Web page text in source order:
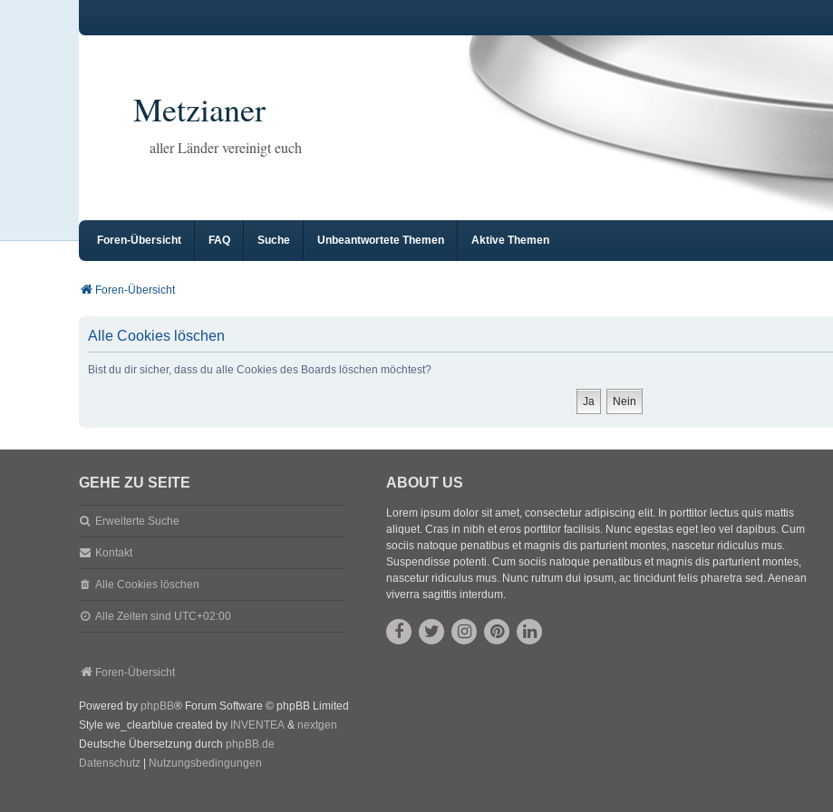
Metzianer
aller Länder vereinigt euch
Foren-Übersicht FAQ Suche Unbeantwortete Themen Aktive Themen
Foren-Übersicht
Alle Cookies löschen
Bist du dir sicher, dass du alle Cookies des Boards löschen möchtest?
GEHE ZU SEITE
Erweiterte Suche
Kontakt
Alle Cookies löschen
Alle Zeiten sind UTC+02:00
ABOUT US
Lorem ipsum dolor sit amet, consectetur adipiscing elit. In porttitor lectus quis mattis
aliquet. Cras in nibh et eros porttitor facilisis. Nunc egestas eget leo vel dapibus. Cum
sociis natoque penatibus et magnis dis parturient montes, nascetur ridiculus mus.
Suspendisse potenti. Cum sociis natoque penatibus et magnis dis parturient montes,
nascetur ridiculus mus. Nunc rutrum dui ipsum, ac tincidunt felis pharetra sed. Aenean
viverra sagittis interdum.
Foren-Übersicht
Powered by phpBB® Forum Software © phpBB Limited
Style we_clearblue created by INVENTEA & nextgen
Deutsche Übersetzung durch phpBB.de
Datenschutz
Nutzungsbedingungen